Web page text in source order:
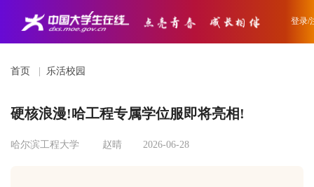
登录/
首页 乐活校园
硬核浪漫!哈工程专属学位服即将亮相!
哈尔滨工程大学 赵晴 2026-06-28